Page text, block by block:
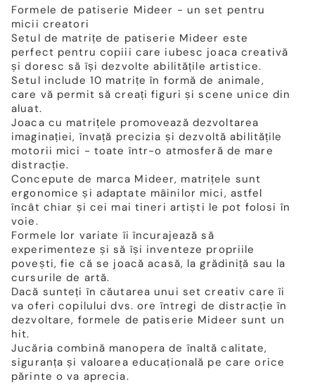
Formele de patiserie Mideer - un set pentru
micii creatori
Setul de matrițe de patiserie Mideer este
perfect pentru copiii care iubesc joaca creativă
și doresc să își dezvolte abilitățile artistice.
Setul include 10 matrițe în formă de animale,
care vă permit să creați figuri și scene unice din
aluat.
Joaca cu matrițele promovează dezvoltarea
imaginației, învață precizia și dezvoltă abilitățile
motorii mici - toate într-o atmosferă de mare
distracție.
Concepute de marca Mideer, matrițele sunt
ergonomice și adaptate mâinilor mici, astfel
încât chiar și cei mai tineri artiști le pot folosi în
voie.
Formele lor variate îi încurajează să
experimenteze și să își inventeze propriile
povești, fie că se joacă acasă, la grădiniță sau la
cursurile de artă.
Dacă sunteți în căutarea unui set creativ care îi
va oferi copilului dvs. ore întregi de distracție în
dezvoltare, formele de patiserie Mideer sunt un
hit.
Jucăria combină manopera de înaltă calitate,
siguranța și valoarea educațională pe care orice
părinte o va aprecia.